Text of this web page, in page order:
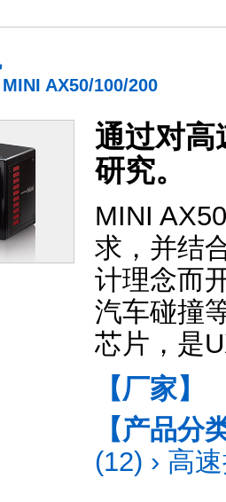
AX50/100/200
通过对高
研究。
MINI
求，并结
计理念而
汽车碰撞
芯片，是
【厂家】
【产品分
(12) › 高